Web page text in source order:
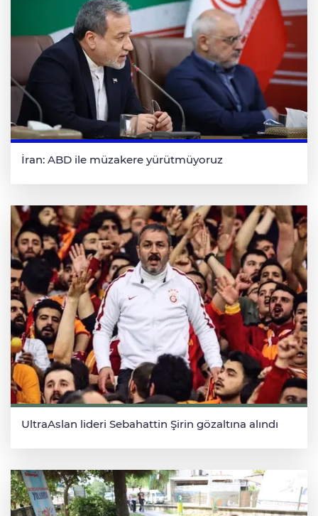
İran: ABD ile müzakere yürütmüyoruz
UltraAslan lideri Sebahattin Şirin gözaltına alındı